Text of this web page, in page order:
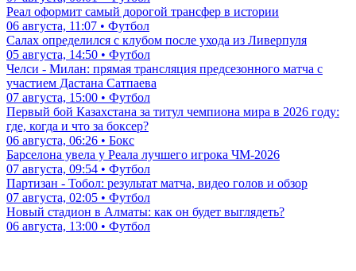
Реал оформит самый дорогой трансфер в истории
06 августа, 11:07 • Футбол
Салах определился с клубом после ухода из Ливерпуля
05 августа, 14:50 • Футбол
Челси - Милан: прямая трансляция предсезонного матча с
участием Дастана Сатпаева
07 августа, 15:00 • Футбол
Первый бой Казахстана за титул чемпиона мира в 2026 году:
где, когда и что за боксер?
06 августа, 06:26 • Бокс
Барселона увела у Реала лучшего игрока ЧМ-2026
07 августа, 09:54 • Футбол
Партизан - Тобол: результат матча, видео голов и обзор
07 августа, 02:05 • Футбол
Новый стадион в Алматы: как он будет выглядеть?
06 августа, 13:00 • Футбол